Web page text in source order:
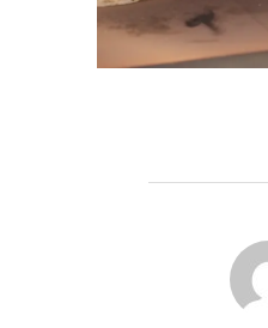
AUTEUR DE